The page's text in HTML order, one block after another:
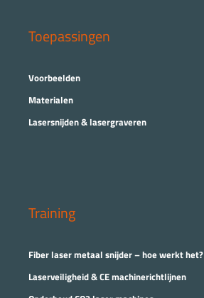
Toepassingen
Voorbeelden
Materialen
Lasersnijden & lasergraveren
Training
Fiber laser metaal snijder – hoe werkt het?
Laserveiligheid & CE machinerichtlijnen